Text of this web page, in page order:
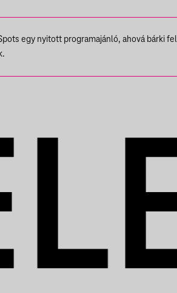
egy nyitott programajánló, ahová bárki